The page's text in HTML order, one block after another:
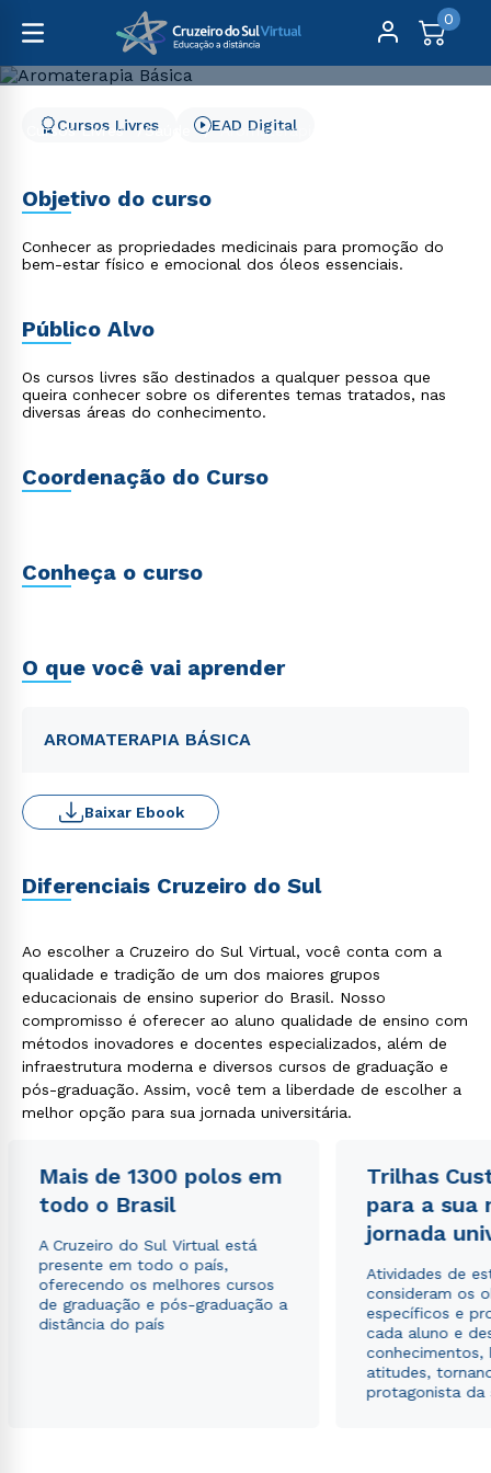
0
Cursos Livres Saúde Aromaterapia Básica
Cursos Livres EAD Digital
Objetivo do curso
Conhecer as propriedades medicinais para promoção do
bem-estar físico e emocional dos óleos essenciais.
Público Alvo
Os cursos livres são destinados a qualquer pessoa que
queira conhecer sobre os diferentes temas tratados, nas
diversas áreas do conhecimento.
Coordenação do Curso
Conheça o curso
O que você vai aprender
AROMATERAPIA BÁSICA
Baixar Ebook
Diferenciais Cruzeiro do Sul
Ao escolher a Cruzeiro do Sul Virtual, você conta com a
qualidade e tradição de um dos maiores grupos
educacionais de ensino superior do Brasil. Nosso
compromisso é oferecer ao aluno qualidade de ensino com
métodos inovadores e docentes especializados, além de
infraestrutura moderna e diversos cursos de graduação e
pós-graduação. Assim, você tem a liberdade de escolher a
melhor opção para sua jornada universitária.
Mais de 1300 polos em
todo o Brasil
A Cruzeiro do Sul Virtual está
presente em todo o país,
oferecendo os melhores cursos
de graduação e pós-graduação a
distância do país
Trilhas
para a sua
jornada
Atividades de
consideram os
específicos e
cada aluno e
conhecimentos,
atitudes,
protagonista da